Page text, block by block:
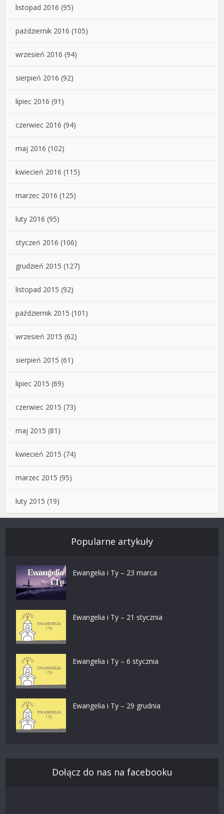
listopad 2016 (95)
październik 2016 (105)
wrzesień 2016 (94)
sierpień 2016 (92)
lipiec 2016 (91)
czerwiec 2016 (94)
maj 2016 (102)
kwiecień 2016 (115)
marzec 2016 (125)
luty 2016 (95)
styczeń 2016 (106)
grudzień 2015 (127)
listopad 2015 (92)
październik 2015 (101)
wrzesień 2015 (62)
sierpień 2015 (61)
lipiec 2015 (69)
czerwiec 2015 (73)
maj 2015 (81)
kwiecień 2015 (74)
marzec 2015 (95)
luty 2015 (19)
Popularne artykuły
Ewangelia i Ty – 23 marca
Ewangelia i Ty – 21 stycznia
Ewangelia i Ty – 6 stycznia
Ewangelia i Ty – 29 grudnia
Dołącz do nas na facebooku